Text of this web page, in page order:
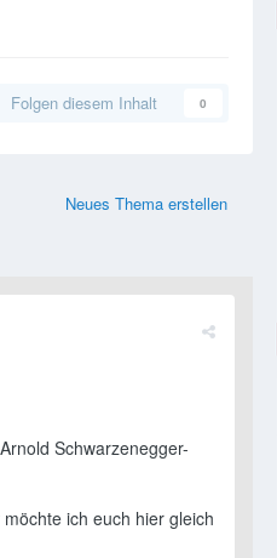
Folgen diesem Inhalt 0
Neues Thema erstellen
Schwarzenegger-
ich euch hier gleich